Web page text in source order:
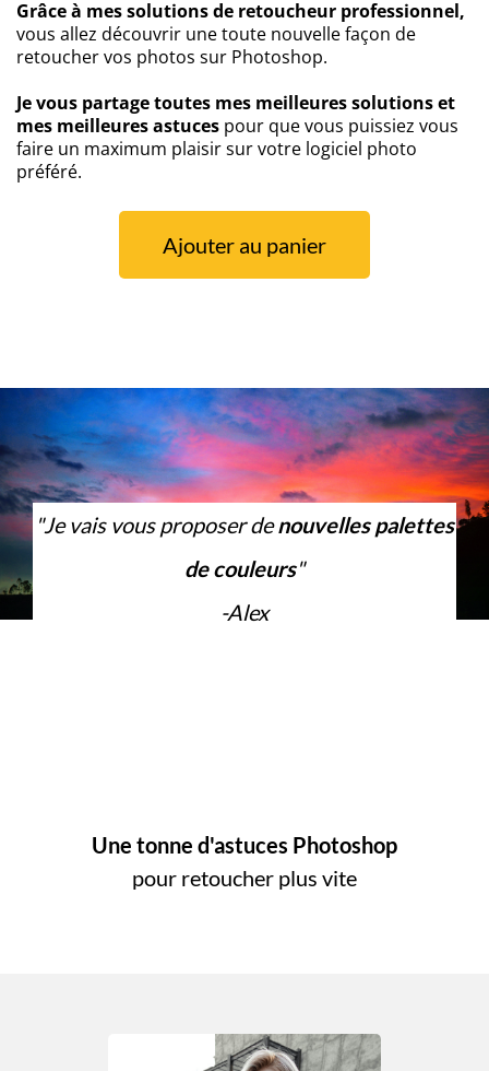
Grâce à mes solutions de retoucheur professionnel,
vous allez découvrir une toute nouvelle façon de
retoucher vos photos sur Photoshop.
Je vous partage toutes mes meilleures solutions et
mes meilleures astuces pour que vous puissiez vous
faire un maximum plaisir sur votre logiciel photo
préféré.
Ajouter au panier
"Je vais vous proposer denouvelles palettes
de couleurs"
-Alex
Une tonne d'astuces Photoshop
pour retoucher plus vite